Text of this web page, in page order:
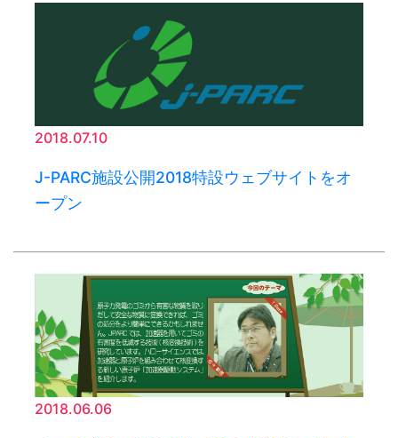
2018.07.10
J-PARC施設公開2018特設ウェブサイトをオ
ープン
2018.06.06